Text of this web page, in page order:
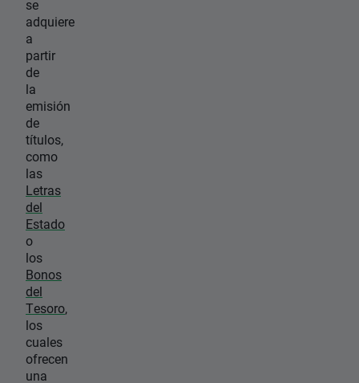
se
adquiere
a
partir
de
la
emisión
de
títulos,
como
las
Letras
del
Estado
o
los
Bonos
del
Tesoro,
los
cuales
ofrecen
una